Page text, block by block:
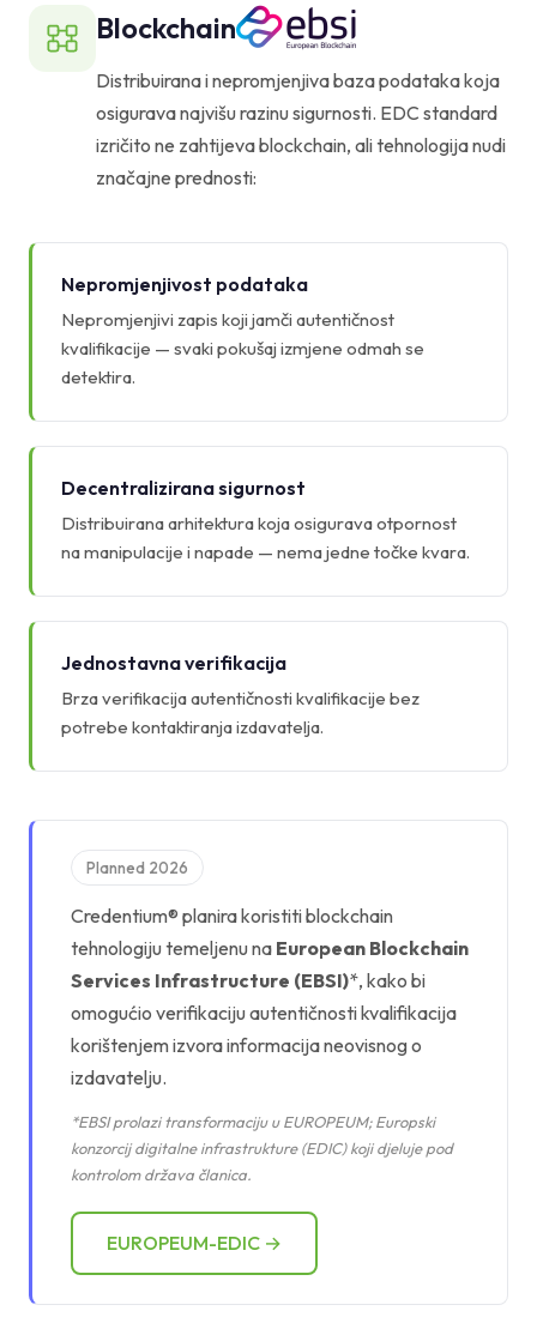
Blockchain
Distribuirana i nepromjenjiva baza podataka koja
osigurava najvišu razinu sigurnosti. EDC standard
izričito ne zahtijeva blockchain, ali tehnologija nudi
značajne prednosti:
Nepromjenjivost podataka
Nepromjenjivi zapis koji jamči autentičnost
kvalifikacije — svaki pokušaj izmjene odmah se
detektira.
Decentralizirana sigurnost
Distribuirana arhitektura koja osigurava otpornost
na manipulacije i napade — nema jedne točke kvara.
Jednostavna verifikacija
Brza verifikacija autentičnosti kvalifikacije bez
potrebe kontaktiranja izdavatelja.
Planned 2026
Credentium® planira koristiti blockchain
tehnologiju temeljenu na European Blockchain
Services Infrastructure (EBSI)*, kako bi
omogućio verifikaciju autentičnosti kvalifikacija
korištenjem izvora informacija neovisnog o
izdavatelju.
*EBSI prolazi transformaciju u EUROPEUM; Europski
konzorcij digitalne infrastrukture (EDIC) koji djeluje pod
kontrolom država članica.
EUROPEUM-EDIC →